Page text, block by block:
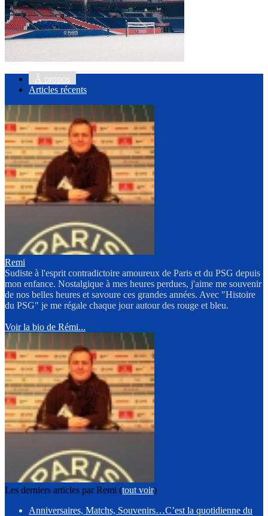
À propos
Articles récents
Remi
Sudiste à l'esprit contradictoire amoureux de Paris et du PSG depuis
mon enfance. Nostalgique à mes heures perdues, j'aime me souvenir
de nos belles heures et savoure ces grandes années. Avec "Histoire
du PSG" je me régale chaque jour autour des rouge et bleu.
Voir la bio de Rémi...
Les derniers articles par Remi (tout voir)
Anniversaires, Matchs, Souvenirs…C’est la quotidienne du